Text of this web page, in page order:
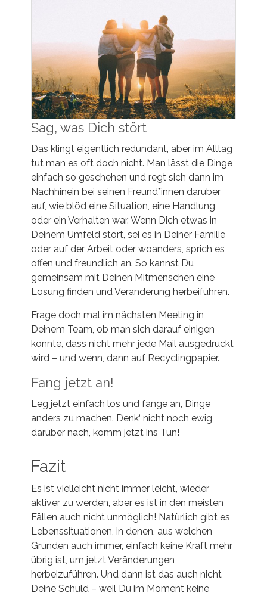
Sag, was Dich stört
Das klingt eigentlich redundant, aber im Alltag
tut man es oft doch nicht. Man lässt die Dinge
einfach so geschehen und regt sich dann im
Nachhinein bei seinen Freund*innen darüber
auf, wie blöd eine Situation, eine Handlung
oder ein Verhalten war. Wenn Dich etwas in
Deinem Umfeld stört, sei es in Deiner Familie
oder auf der Arbeit oder woanders, sprich es
offen und freundlich an. So kannst Du
gemeinsam mit Deinen Mitmenschen eine
Lösung finden und Veränderung herbeiführen.
Frage doch mal im nächsten Meeting in
Deinem Team, ob man sich darauf einigen
könnte, dass nicht mehr jede Mail ausgedruckt
wird – und wenn, dann auf Recyclingpapier.
Fang jetzt an!
Leg jetzt einfach los und fange an, Dinge
anders zu machen. Denk‘ nicht noch ewig
darüber nach, komm jetzt ins Tun!
Fazit
Es ist vielleicht nicht immer leicht, wieder
aktiver zu werden, aber es ist in den meisten
Fällen auch nicht unmöglich! Natürlich gibt es
Lebenssituationen, in denen, aus welchen
Gründen auch immer, einfach keine Kraft mehr
übrig ist, um jetzt Veränderungen
herbeizuführen. Und dann ist das auch nicht
Deine Schuld – weil Du im Moment keine